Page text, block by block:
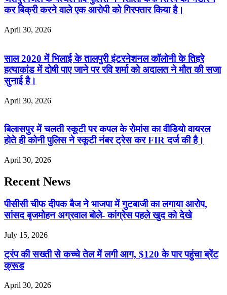
कर बिक्री करने वाले एक आरोपी को गिरफ्तार किया है।
April 30, 2026
साल 2020 में भिलाई के तालपुरी इंटरनेशनल कॉलोनी के तिहरे
हत्याकांड में दोषी पाए जाने पर रवि शर्मा को अदालत ने मौत की सजा
सुनाई है।
April 30, 2026
बिलासपुर में चलती स्कूटी पर कपल के रोमांस का वीडियो वायरल
होते ही कोनी पुलिस ने स्कूटी नंबर ट्रेस कर FIR दर्ज की है।
April 30, 2026
Recent News
पीसीसी चीफ दीपक बैज ने भाजपा में गुटबाजी का लगाया आरोप,
सांसद बृजमोहन अग्रवाल बोले- कांग्रेस पहले खुद को देखे
July 15, 2026
ट्रंप की सख्ती से कच्चे तेल में लगी आग, $120 के पार पहुंचा ब्रेंट
क्रूड
April 30, 2026